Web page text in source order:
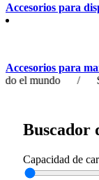
Accesorios para
Accesorios para
/ Servicio de
Buscador
Capacidad de